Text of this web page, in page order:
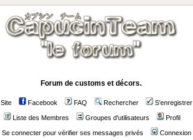
Forum de customs et décors.
Site Facebook FAQ Rechercher S'enregistrer
Liste des Membres Groupes d'utilisateurs Profil
Se connecter pour vérifier ses messages privés
Connexion